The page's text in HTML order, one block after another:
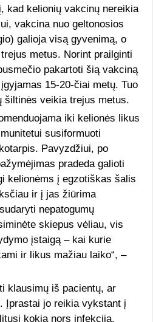
kad kelionių vakcinų nereikia
vakcina nuo geltonosios
galioja visą gyvenimą, o
metus. Norint prailginti
pakartoti šią vakciną
15-20-čiai metų. Tuo
šiltinės veikia trejus metus.
iki kelionės likus
susiformuoti
Pavyzdžiui, po
pradeda galioti
kelionėms į egzotiškas šalis
ir į jas žiūrima
nepatogumų
skiepus vėliau, vis
įstaigą – kai kurie
ir likus mažiau laiko“, –
klausimų iš pacientų, ar
Įprastai jo reikia vykstant į
kokia nors infekcija.